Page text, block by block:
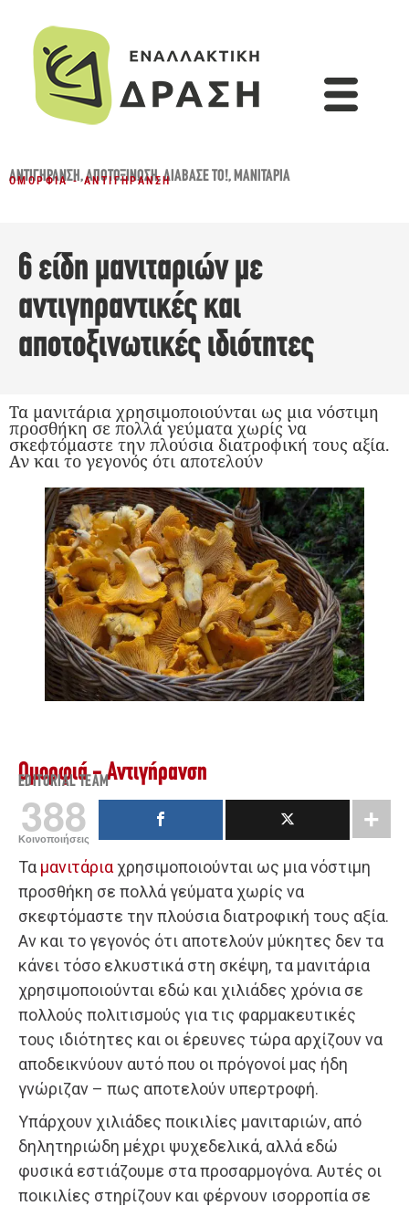
ΑΝΤΙΓΉΡΑΝΣΗ,ΑΠΟΤΟΞΊΝΩΣΗ,ΔΙΆΒΑΣΈ ΤΟ!,ΜΑΝΙΤΆΡΙΑ
ΟΜΟΡΦΙΆ - ΑΝΤΙΓΉΡΑΝΣΗ
6 είδη μανιταριών με
αντιγηραντικές και
αποτοξινωτικές ιδιότητες
Τα μανιτάρια χρησιμοποιούνται ως μια νόστιμη
προσθήκη σε πολλά γεύματα χωρίς να
σκεφτόμαστε την πλούσια διατροφική τους αξία.
Αν και το γεγονός ότι αποτελούν
Ομορφιά - Αντιγήρανση
EDITORIAL TEAM
388
Κοινοποιήσεις
Τα μανιτάριαχρησιμοποιούνται ως μια νόστιμη
προσθήκη σε πολλά γεύματα χωρίς να
σκεφτόμαστε την πλούσια διατροφική τους αξία.
Αν και το γεγονός ότι αποτελούν μύκητες δεν τα
κάνει τόσο ελκυστικά στη σκέψη, τα μανιτάρια
χρησιμοποιούνται εδώ και χιλιάδες χρόνια σε
πολλούς πολιτισμούς για τις φαρμακευτικές
τους ιδιότητες και οι έρευνες τώρα αρχίζουν να
αποδεικνύουν αυτό που οι πρόγονοί μας ήδη
γνώριζαν – πως αποτελούν υπερτροφή.
Υπάρχουν χιλιάδες ποικιλίες μανιταριών, από
δηλητηριώδη μέχρι ψυχεδελικά, αλλά εδώ
φυσικά εστιάζουμε στα προσαρμογόνα. Αυτές οι
ποικιλίες στηρίζουν και φέρνουν ισορροπία σε